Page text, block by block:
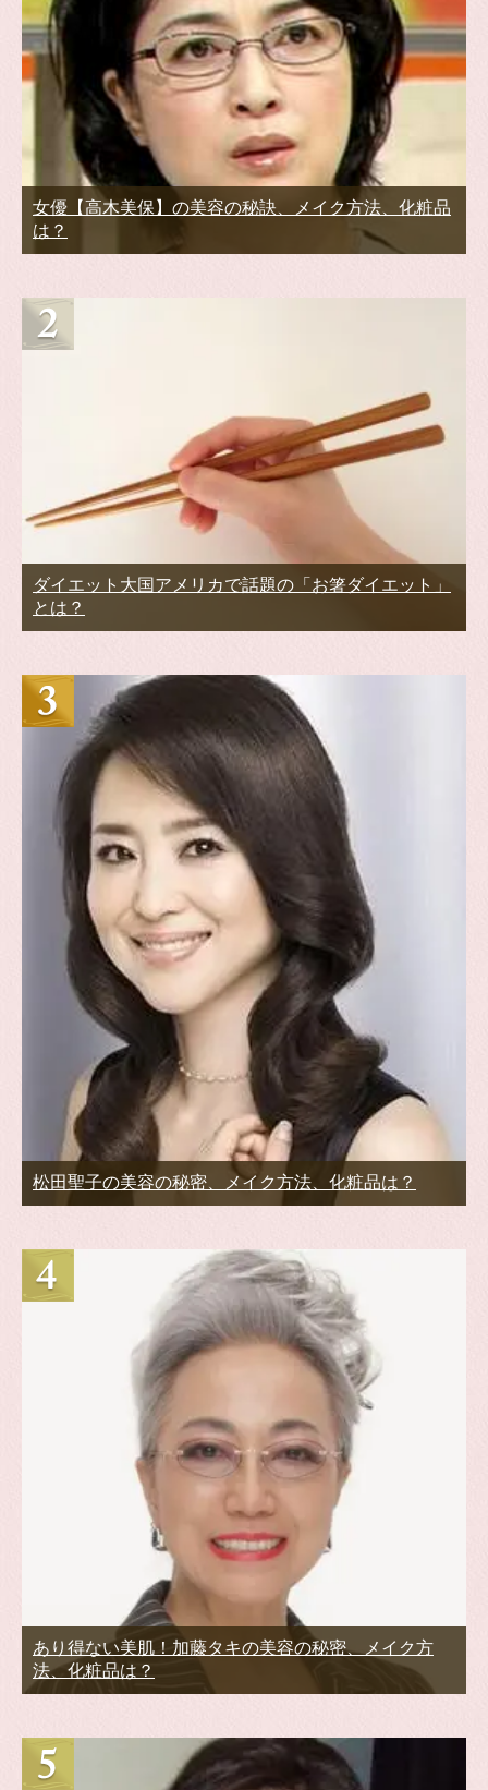
女優【高木美保】の美容の秘訣、メイク方法、化粧品
は？
ダイエット大国アメリカで話題の「お箸ダイエット」
とは？
松田聖子の美容の秘密、メイク方法、化粧品は？
あり得ない美肌！加藤タキの美容の秘密、メイク方
法、化粧品は？